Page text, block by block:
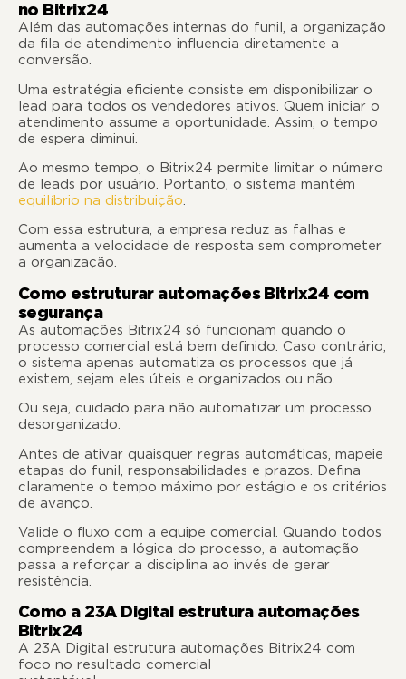
no Bitrix24
Além das automações internas do funil, a organização
da fila de atendimento influencia diretamente a
conversão.
Uma estratégia eficiente consiste em disponibilizar o
lead para todos os vendedores ativos. Quem iniciar o
atendimento assume a oportunidade. Assim, o tempo
de espera diminui.
Ao mesmo tempo, o Bitrix24 permite limitar o número
de leads por usuário. Portanto, o sistema mantém
equilíbrio na distribuição.
Com essa estrutura, a empresa reduz as falhas e
aumenta a velocidade de resposta sem comprometer
a organização.
Como estruturar automações Bitrix24 com
segurança
As automações Bitrix24 só funcionam quando o
processo comercial está bem definido. Caso contrário,
o sistema apenas automatiza os processos que já
existem, sejam eles úteis e organizados ou não.
Ou seja, cuidado para não automatizar um processo
desorganizado.
Antes de ativar quaisquer regras automáticas, mapeie
etapas do funil, responsabilidades e prazos. Defina
claramente o tempo máximo por estágio e os critérios
de avanço.
Valide o fluxo com a equipe comercial. Quando todos
compreendem a lógica do processo, a automação
passa a reforçar a disciplina ao invés de gerar
resistência.
Como a 23A Digital estrutura automações
Bitrix24
A 23A Digital estrutura automações Bitrix24 com
foco no resultado comercial